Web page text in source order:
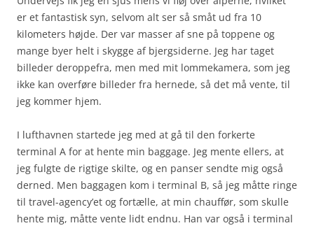
er et fantastisk syn, selvom alt ser så småt ud fra 10
kilometers højde. Der var masser af sne på toppene og
mange byer helt i skygge af bjergsiderne. Jeg har taget
billeder deroppefra, men med mit lommekamera, som jeg
ikke kan overføre billeder fra hernede, så det må vente, til
jeg kommer hjem.
I lufthavnen startede jeg med at gå til den forkerte
terminal A for at hente min baggage. Jeg mente ellers, at
jeg fulgte de rigtige skilte, og en panser sendte mig også
derned. Men baggagen kom i terminal B, så jeg måtte ringe
til travel-agency’et og fortælle, at min chauffør, som skulle
hente mig, måtte vente lidt endnu. Han var også i terminal